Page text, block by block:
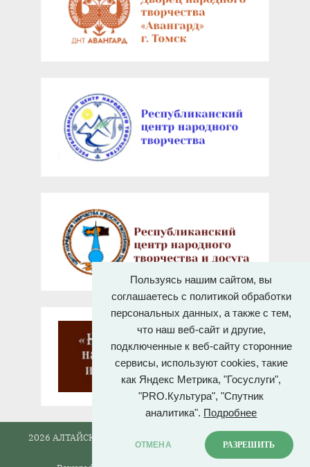
Пользуясь нашим сайтом, вы
соглашаетесь с политикой обработки
персональных данных, а также с тем,
что наш веб-сайт и другие,
подключенные к веб-сайту сторонние
сервисы, используют cookies, такие
как Яндекс Метрика, "Госуслуги",
"PRO.Культура", "Спутник
аналитика". Подробнее
ОТМЕНА РАЗРЕШИТЬ
2026 АЛТАЙСКИЙ ГОСУДАРСТВЕННЫЙ ДОМ НАРОДНОГО